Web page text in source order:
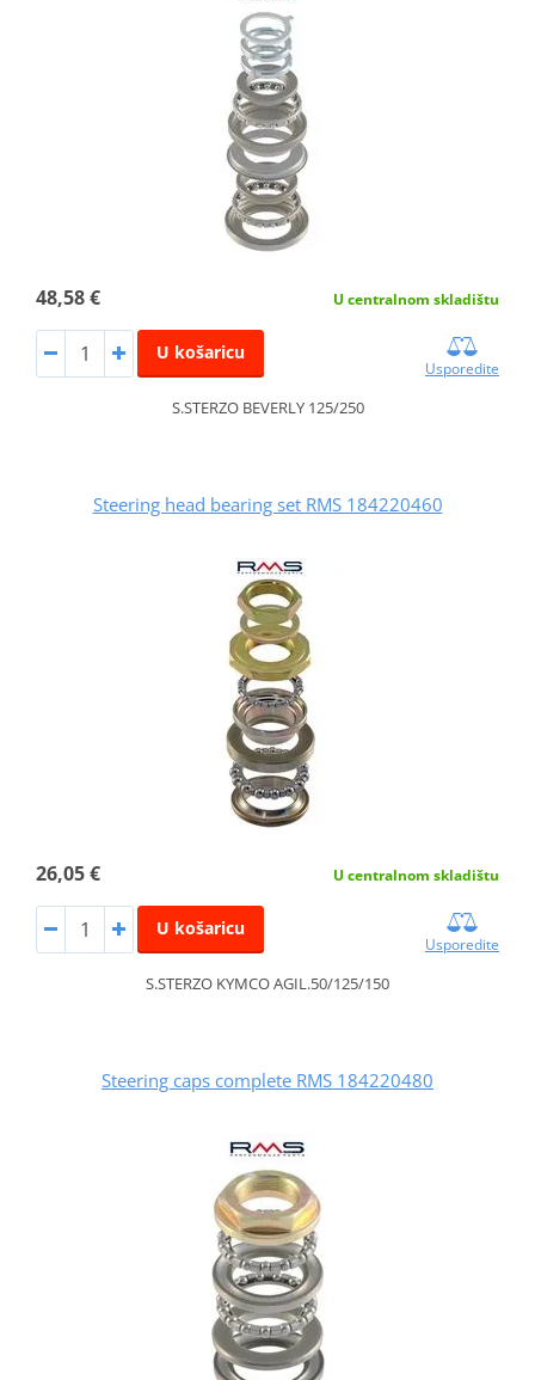
48,58 € U centralnom skladištu
U košaricu
Usporedite
S.STERZO BEVERLY 125/250
Steering head bearing set RMS 184220460
26,05 € U centralnom skladištu
U košaricu
Usporedite
S.STERZO KYMCO AGIL.50/125/150
Steering caps complete RMS 184220480